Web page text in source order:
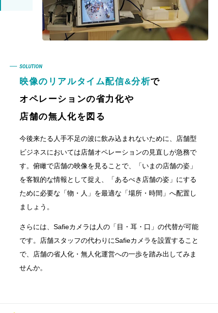
SOLUTION
映像のリアルタイム配信&分析で
オペレーションの省力化や
店舗の無人化を図る
今後来たる人手不足の波に飲み込まれないために、店舗型
ビジネスにおいては店舗オペレーションの見直しが急務で
す。俯瞰で店舗の映像を見ることで、「いまの店舗の姿」
を客観的な情報として捉え、「あるべき店舗の姿」にする
ために必要な「物・人」を最適な「場所・時間」へ配置し
ましょう。
さらには、Safieカメラは人の「目・耳・口」の代替が可能
です。店舗スタッフの代わりにSafieカメラを設置すること
で、店舗の省人化・無人化運営への一歩を踏み出してみま
せんか。